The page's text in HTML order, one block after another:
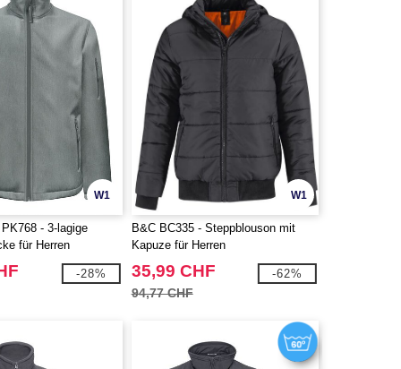
W1
- 3-lagige
für Herren
-28%
W1
B&C BC335 - Steppblouson mit
Kapuze für Herren
35,99 CHF
94,77 CHF
-62%